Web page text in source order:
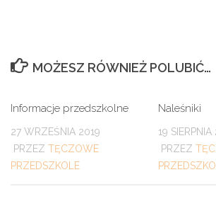
MOŻESZ RÓWNIEŻ POLUBIĆ…
Informacje przedszkolne
27 WRZEŚNIA 2019
PRZEZ TĘCZOWE
PRZEDSZKOLE
Naleśniki
19 SIERPNIA
PRZEZ